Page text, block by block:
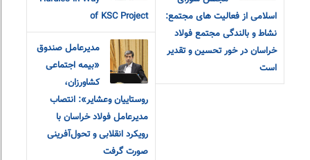
اسلامی از فعالیت های مجتمع:
نشاط و بالندگی مجتمع فولاد
خراسان در خور تحسین و تقدیر
است
of KSC Project
مدیرعامل صندوق
«بیمه اجتماعی
کشاورزان،
روستاییان و‌عشایر»: انتصاب
مدیرعامل فولاد خراسان با
رویکرد انقلابی و تحول‌آفرینی
صورت گرفت